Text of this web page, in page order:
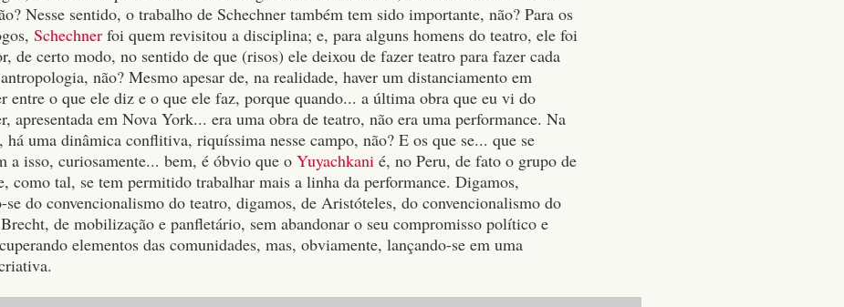
Nesse sentido, o trabalho de Schechner também tem sido importante, não? Para os
Schechner foi quem revisitou a disciplina; e, para alguns homens do teatro, ele foi
de certo modo, no sentido de que (risos) ele deixou de fazer teatro para fazer cada
não? Mesmo apesar de, na realidade, haver um distanciamento em
entre o que ele diz e o que ele faz, porque quando... a última obra que eu vi do
apresentada em Nova York... era uma obra de teatro, não era uma performance. Na
há uma dinâmica conflitiva, riquíssima nesse campo, não? E os que se... que se
a isso, curiosamente... bem, é óbvio que o Yuyachkani é, no Peru, de fato o grupo de
como tal, se tem permitido trabalhar mais a linha da performance. Digamos,
se do convencionalismo do teatro, digamos, de Aristóteles, do convencionalismo do
de mobilização e panfletário, sem abandonar o seu compromisso político e
elementos das comunidades, mas, obviamente, lançando-se em uma